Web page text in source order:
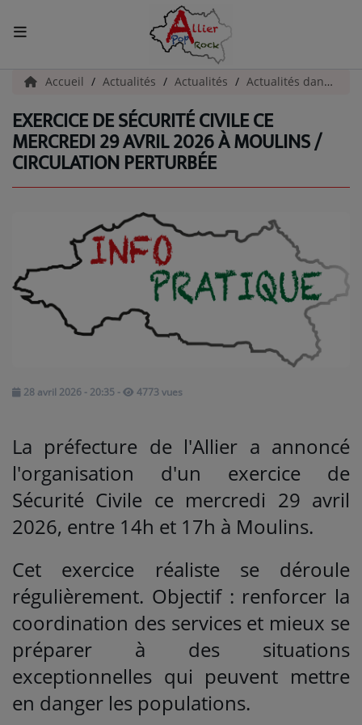
ACCUEIL
Actualités
INFOS - ALLIER
INFOS POP ROCK
La Radio
EMISSIONS
PODCASTS
Agenda
Titres diffusés
Se connecter
Accueil Actualités Actualités Actualités dans l'Allier
EXERCICE DE SÉCURITÉ CIVILE CE
MERCREDI 29 AVRIL 2026 À MOULINS /
CIRCULATION PERTURBÉE
28 avril 2026 - 20:35 - 4773 vues
La préfecture de l'Allier a annoncé
l'organisation d'un exercice de
Sécurité Civile ce mercredi 29 avril
2026, entre 14h et 17h à Moulins.
Cet exercice réaliste se déroule
régulièrement. Objectif : renforcer la
coordination des services et mieux se
préparer à des situations
exceptionnelles qui peuvent mettre
en danger les populations.